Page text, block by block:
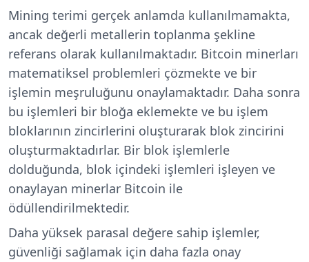
Mining terimi gerçek anlamda kullanılmamakta,
ancak değerli metallerin toplanma şekline
referans olarak kullanılmaktadır. Bitcoin minerları
matematiksel problemleri çözmekte ve bir
işlemin meşruluğunu onaylamaktadır. Daha sonra
bu işlemleri bir bloğa eklemekte ve bu işlem
bloklarının zincirlerini oluşturarak blok zincirini
oluşturmaktadırlar. Bir blok işlemlerle
dolduğunda, blok içindeki işlemleri işleyen ve
onaylayan minerlar Bitcoin ile
ödüllendirilmektedir.
Daha yüksek parasal değere sahip işlemler,
güvenliği sağlamak için daha fazla onay